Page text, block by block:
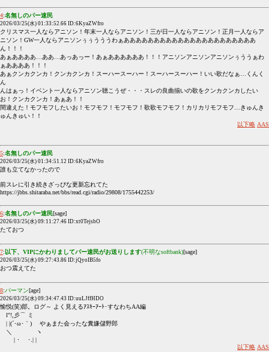
4:名無しのパー速民
2026/03/25(水) 01:33:52.66 ID:6KyaZWfro
クリスマス一人ならアニソン！年末一人ならアニソン！三が日一人ならアニソン！正月一人ならア
ニソン！GW一人ならアニソンぅぅうううわぁああああああああああああああああああああああ
ん！！！
あぁああああ…ああ…あっあっー！あぁああああああ！！！アニソンアニソンアニソンぅううぁわ
ぁああああ！！！
あぁクンカクンカ！クンカクンカ！スーハースーハー！スーハースーハー！いい歌だなぁ…くんく
ん
んはぁっ！イベント一人ならアニソン聴こうぜ・・・スレの良曲揃いの歌をクンカクンカしたい
お！クンカクンカ！あぁあ！！
間違えた！モフモフしたいお！モフモフ！モフモフ！歌歌モフモフ！カリカリモフモフ…きゅんき
ゅんきゅい！！
以下略 AAS
5:名無しのパー速民
2026/03/25(水) 01:34:51.12 ID:6KyaZWfro
誰も立てなかったので
前スレに引き続きざっぴな更新忘れてた
https://jbbs.shitaraba.net/bbs/read.cgi/radio/29808/1755442253/
6:名無しのパー速民[sage]
2026/03/25(水) 09:11:27.46 ID:xt0TejsbO
たておつ
7: 以下、VIPにかわりましてパー速民がお送りします(不明なsoftbank)[sage]
2026/03/25(水) 09:27:43.86 ID:jQyoIB5fo
おつ震えてた
8:パーマン[age]
2026/03/25(水) 09:34:47.43 ID:uuLJffHDO
愉悦(笑)部。ログ～ よく見えるｱｽｷｰｱｰﾄ･すなわちAA編
l''!,彡⌒ ミ
| |(´･ω･｀) やぁまた会ったな糞嫌儲野郎
＼ ヽ
| ･ ･.| |
以下略 AAS